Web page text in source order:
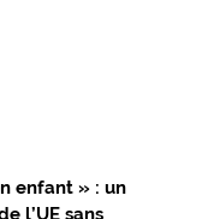
enfant » : un
l’UE sans